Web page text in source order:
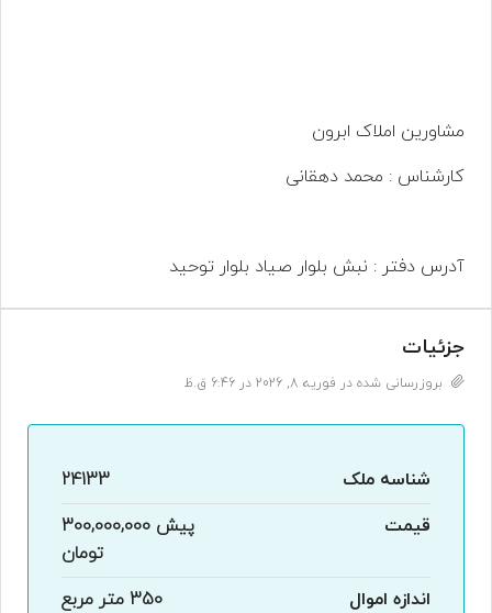
مشاورین املاک ابرون
کارشناس : محمد دهقانی
آدرس دفتر : نبش بلوار صیاد بلوار توحید
جزئیات
بروزرسانی شده در فوریه 8, 2026 در 6:46 ق.ظ
شناسه ملک
24133
قیمت
پیش 300,000,000
تومان
اندازه اموال
350 متر مربع